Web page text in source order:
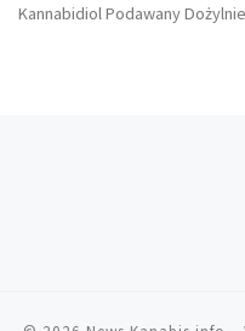
Kannabidiol Podawany
Nawigacja po